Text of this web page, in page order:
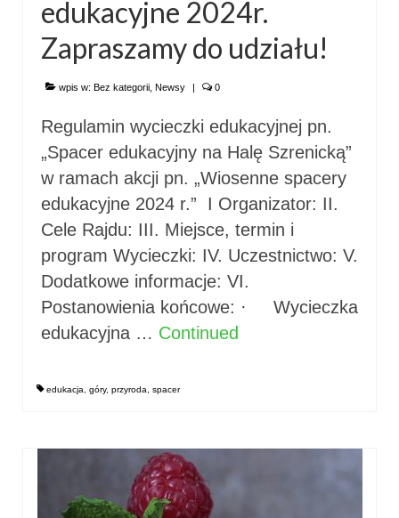
edukacyjne 2024r.
Zapraszamy do udziału!
wpis w: Bez kategorii Newsy | 0
Regulamin wycieczki edukacyjnej pn.
„Spacer edukacyjny na Halę Szrenicką”
w ramach akcji pn. „Wiosenne spacery
edukacyjne 2024 r.” I Organizator: II.
Cele Rajdu: III. Miejsce, termin i
program Wycieczki: IV. Uczestnictwo: V.
Dodatkowe informacje: VI.
Postanowienia końcowe: · Wycieczka
edukacyjna … Continued
edukacja góry, przyroda spacer